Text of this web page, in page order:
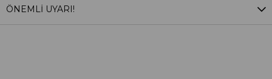
ÖNEMLİ UYARI!